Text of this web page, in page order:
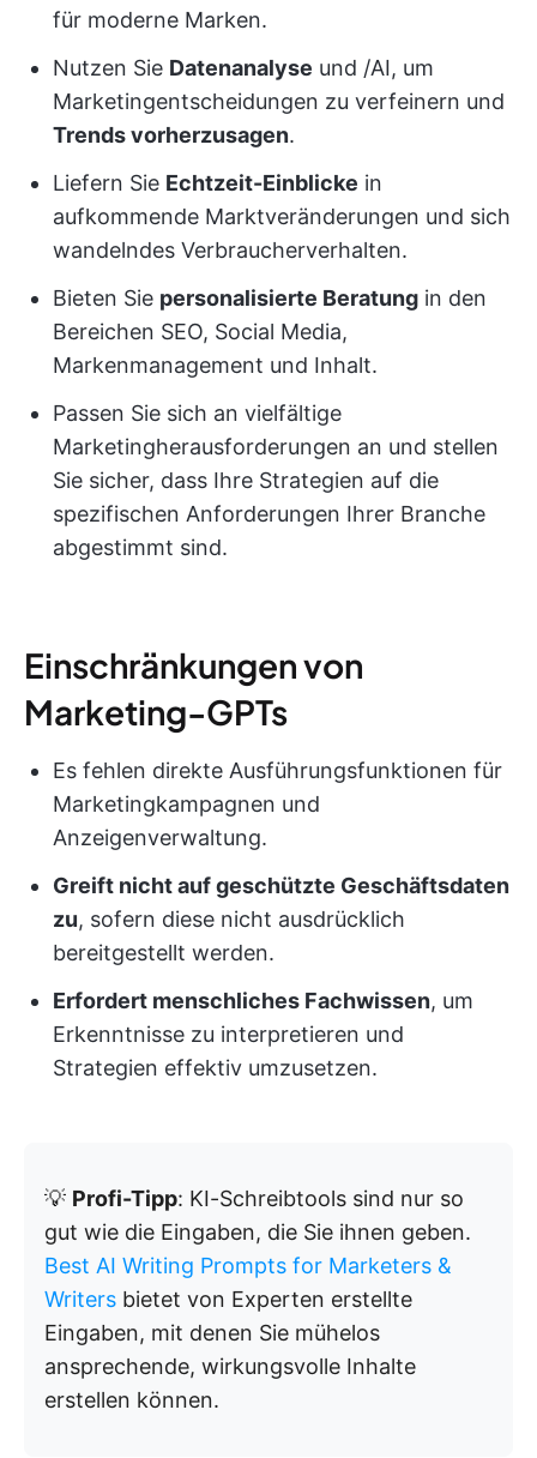
für moderne Marken.
Nutzen Sie Datenanalyse und /AI, um
Marketingentscheidungen zu verfeinern und
Trends vorherzusagen.
Liefern Sie Echtzeit-Einblicke in
aufkommende Marktveränderungen und sich
wandelndes Verbraucherverhalten.
Bieten Sie personalisierte Beratung in den
Bereichen SEO, Social Media,
Markenmanagement und Inhalt.
Passen Sie sich an vielfältige
Marketingherausforderungen an und stellen
Sie sicher, dass Ihre Strategien auf die
spezifischen Anforderungen Ihrer Branche
abgestimmt sind.
Einschränkungen von
Marketing-GPTs
Es fehlen direkte Ausführungsfunktionen für
Marketingkampagnen und
Anzeigenverwaltung.
Greift nicht auf geschützte Geschäftsdaten
zu, sofern diese nicht ausdrücklich
bereitgestellt werden.
Erfordert menschliches Fachwissen, um
Erkenntnisse zu interpretieren und
Strategien effektiv umzusetzen.
💡 Profi-Tipp: KI-Schreibtools sind nur so
gut wie die Eingaben, die Sie ihnen geben.
Best AI Writing Prompts for Marketers &
Writers bietet von Experten erstellte
Eingaben, mit denen Sie mühelos
ansprechende, wirkungsvolle Inhalte
erstellen können.